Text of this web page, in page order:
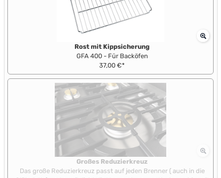
Rost mit Kippsicherung
GFA 400 - Für Backöfen
37,00 €*
Großes Reduzierkreuz
Das große Reduzierkreuz passt auf jeden Brenner ( auch in die